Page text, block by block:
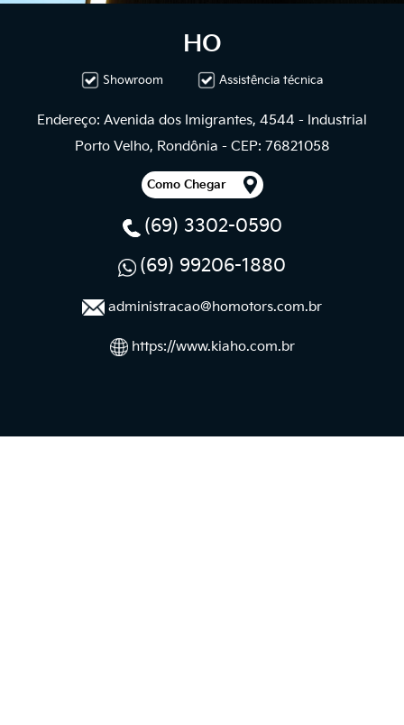
HO
Showroom Assistência técnica
Endereço: Avenida dos Imigrantes, 4544 - Industrial
Porto Velho, Rondônia - CEP: 76821058
Como Chegar
(69) 3302-0590
(69) 99206-1880
administracao@homotors.com.br
https://www.kiaho.com.br